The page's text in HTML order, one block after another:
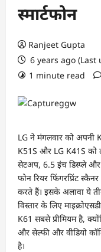
स्मार्टफोन
Ranjeet Gupta
6 years ago (Last
1 minute read
LG ने मंगलवार को अपनी
K51S और LG K41S को
सेटअप, 6.5 इंच डिस्प्ले और
फोन रियर फिंगरप्रिंट
करते हैं। इसके अलावा ये
विस्तार के लिए
K61 सबसे प्रीमियम है,
और सेल्फी और वीडियो
है।